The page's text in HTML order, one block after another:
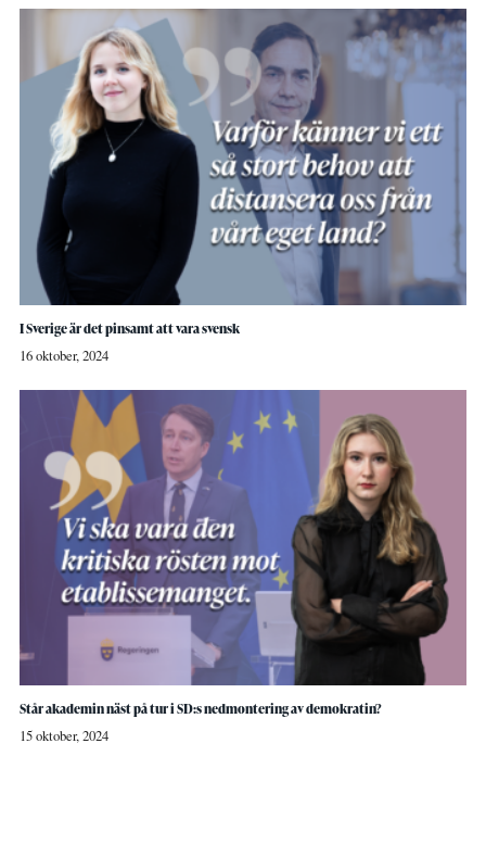
I Sverige är det pinsamt att vara svensk
16 oktober, 2024
Står akademin näst på tur i SD:s nedmontering av demokratin?
15 oktober, 2024